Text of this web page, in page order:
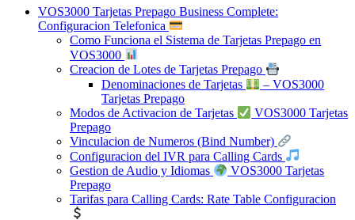
VOS3000 Tarjetas Prepago Business Complete:
Configuracion Telefonica
Como Funciona el Sistema de Tarjetas Prepago en
VOS3000
Creacion de Lotes de Tarjetas Prepago
Denominaciones de Tarjetas
– VOS3000
Tarjetas Prepago
Modos de Activacion de Tarjetas
VOS3000 Tarjetas
Prepago
Vinculacion de Numeros (Bind Number)
Configuracion del IVR para Calling Cards
Gestion de Audio y Idiomas
VOS3000 Tarjetas
Prepago
Tarifas para Calling Cards: Rate Table Configuracion